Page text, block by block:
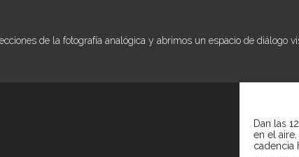
de la fotografía analógica y abrimos un espacio de diálogo
Dan las
en el
cadencia